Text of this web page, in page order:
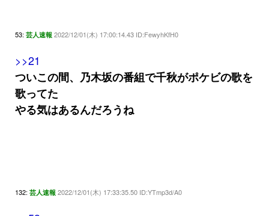
53: 芸人速報 2022/12/01(木) 17:00:14.43 ID:FewyhKfH0
>>21
ついこの間、乃木坂の番組で千秋がポケビの歌を
歌ってた
やる気はあるんだろうね
132: 芸人速報 2022/12/01(木) 17:33:35.50 ID:YTmp3d/A0